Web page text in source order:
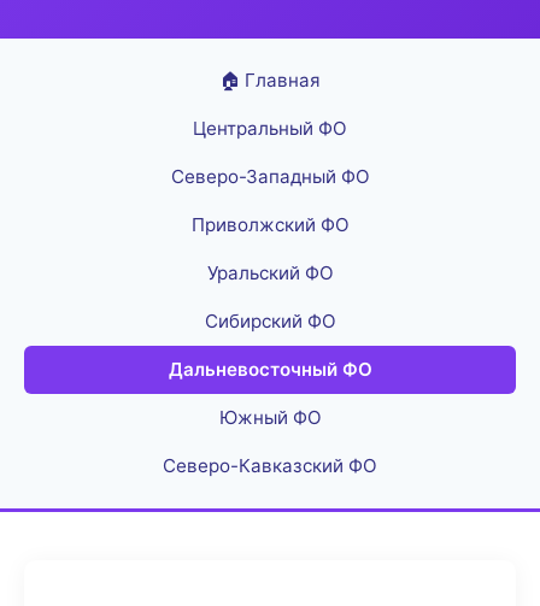
🏠 Главная
Центральный ФО
Северо-Западный ФО
Приволжский ФО
Уральский ФО
Сибирский ФО
Дальневосточный ФО
Южный ФО
Северо-Кавказский ФО